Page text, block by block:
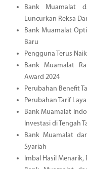
Bank Muamalat
Luncurkan Reksa
Bank Muamalat
Baru
Pengguna Terus
Bank Muamalat
Award 2024
Perubahan Benefit
Perubahan Tarif
Bank Muamalat
Investasi di Tengah
Bank Muamalat
Syariah
Imbal Hasil